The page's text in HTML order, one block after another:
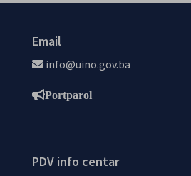
Email
info@uino.gov.ba
Portparol
PDV info centar